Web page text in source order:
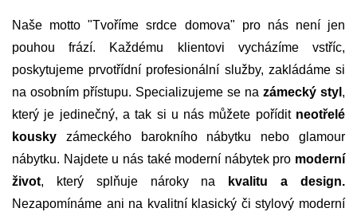
Naše motto "Tvoříme srdce domova" pro nás není jen
pouhou frází. Každému klientovi vycházíme vstříc,
poskytujeme prvotřídní profesionální služby, zakládáme si
na osobním přístupu. Specializujeme se na zámecký styl ,
který je jedinečný, a tak si u nás můžete pořídit neotřelé
kousky zámeckého barokního nábytku nebo glamour
nábytku. Najdete u nás také moderní nábytek pro moderní
život, který splňuje nároky na
kvalitu a design.
Nezapomínáme ani na kvalitní klasický či stylový moderní